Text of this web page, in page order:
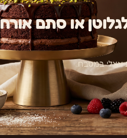
או סתם אורח
אצלי במטבח.